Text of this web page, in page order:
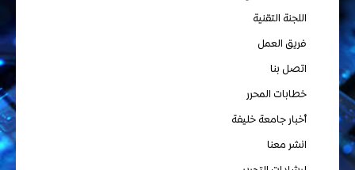
اللجنة التقنية
فريق العمل
اتصل بنا
خطابات المحرر
أخبار جامعة خليفة
انشر معنا